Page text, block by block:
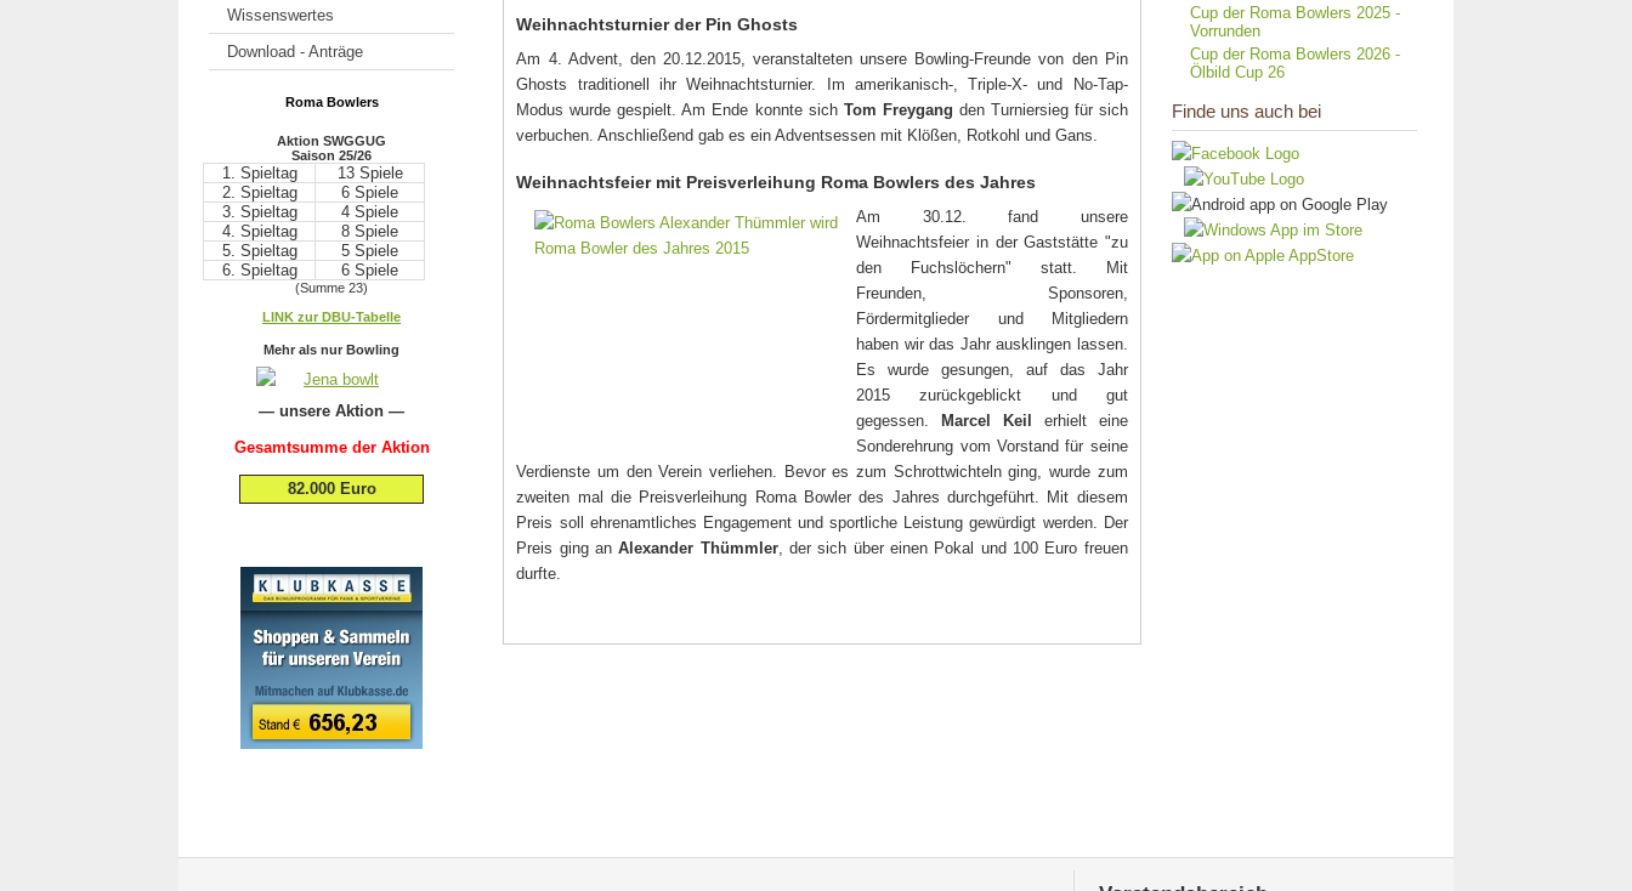
Wissenswertes
Download - Anträge
Roma Bowlers
Aktion SWGGUG
Saison 25/26
1. Spieltag
13 Spiele
2. Spieltag
6 Spiele
3. Spieltag
4 Spiele
4. Spieltag
8 Spiele
5. Spieltag
5 Spiele
6. Spieltag
6 Spiele
(Summe 23)
LINK zur DBU-Tabelle
Mehr als nur Bowling
— unsere Aktion —
Gesamtsumme der Aktion
82.000 Euro
Weihnachtsturnier der Pin Ghosts
Am 4. Advent, den 20.12.2015, veranstalteten unsere Bowling-Freunde von den Pin
Ghosts traditionell ihr Weihnachtsturnier. Im amerikanisch-, Triple-X- und No-Tap-
Modus wurde gespielt. Am Ende konnte sich Tom Freygang den Turniersieg für sich
verbuchen. Anschließend gab es ein Adventsessen mit Klößen, Rotkohl und Gans.
Weihnachtsfeier mit Preisverleihung Roma Bowlers des Jahres
Am 30.12. fand unsere
Weihnachtsfeier in der Gaststätte "zu
den Fuchslöchern" statt. Mit
Freunden, Sponsoren,
Fördermitglieder und Mitgliedern
haben wir das Jahr ausklingen lassen.
Es wurde gesungen, auf das Jahr
2015 zurückgeblickt und gut
gegessen.
Marcel Keil
erhielt eine
Sonderehrung vom Vorstand für seine
Verdienste um den Verein verliehen. Bevor es zum Schrottwichteln ging, wurde zum
zweiten mal die Preisverleihung Roma Bowler des Jahres durchgeführt. Mit diesem
Preis soll ehrenamtliches Engagement und sportliche Leistung gewürdigt werden. Der
Preis ging anAlexander Thümmler, der sich über einen Pokal und 100 Euro freuen
durfte.
Cup der Roma Bowlers 2025 -
Vorrunden
Cup der Roma Bowlers 2026 -
Ölbild Cup 26
Finde uns auch bei